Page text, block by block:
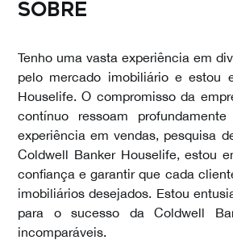
Sobre
Tenho uma vasta experiência em
pelo mercado imobiliário e estou
Houselife. O compromisso da
contínuo ressoam
experiência em vendas, pesquisa
Coldwell Banker Houselife, estou
confiança e garantir que cada
imobiliários desejados. Estou
para o sucesso da Coldwell
incomparáveis.